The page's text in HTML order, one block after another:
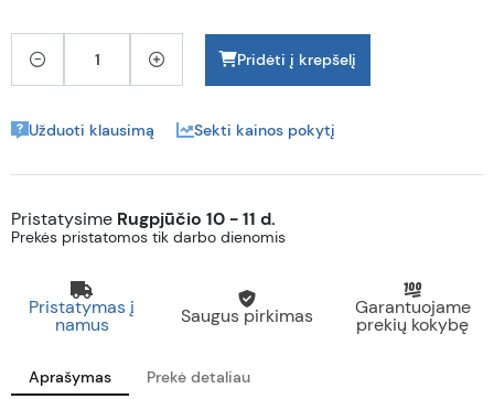
Pridėti į krepšelį
Užduoti klausimą Sekti kainos pokytį
Pristatysime Rugpjūčio 10 - 11 d.
Prekės pristatomos tik darbo dienomis
Pristatymas į
namus Saugus pirkimas Garantuojame
prekių kokybę
Aprašymas Prekė detaliau